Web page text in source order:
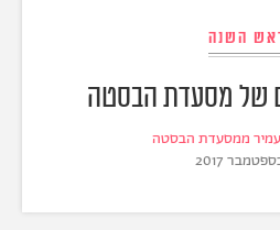
השנה
של מסעדת הבסטה
עמיר ממסעדת הבסטה